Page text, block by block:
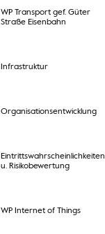
WP Transport gef. Güter
Straße Eisenbahn
Infrastruktur
Organisationsentwicklung
Eintrittswahrscheinlichkeiten
u. Risikobewertung
WP Internet of Things